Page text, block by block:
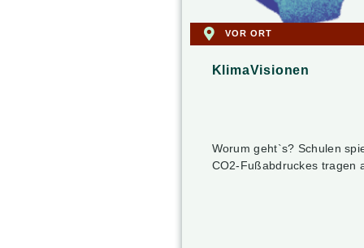
VOR ORT
KlimaVisionen
Worum geht`s? Schulen
CO2-Fußabdruckes tragen